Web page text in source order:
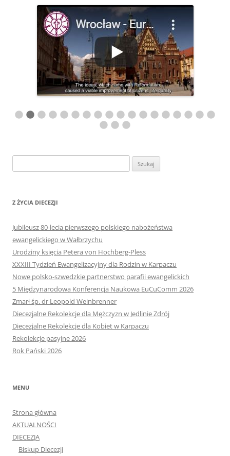
Z ŻYCIA DIECEZJI
Jubileusz 80-lecia pierwszego polskiego nabożeństwa
ewangelickiego w Wałbrzychu
Urodziny księcia Petera von Hochberg-Pless
XXXIII Tydzień Ewangelizacyjny dla Rodzin w Karpaczu
Nowe polsko-szwedzkie partnerstwo parafii ewangelickich
5 Międzynarodowa Konferencja Naukowa EuCuComm 2026
Zmarł śp. dr Leopold Weinbrenner
Diecezjalne Rekolekcje dla Mężczyzn w Jedlinie Zdrój
Diecezjalne Rekolekcje dla Kobiet w Karpaczu
Rekolekcje pasyjne 2026
Rok Pański 2026
MENU
Strona główna
AKTUALNOŚCI
DIECEZJA
Biskup Diecezji